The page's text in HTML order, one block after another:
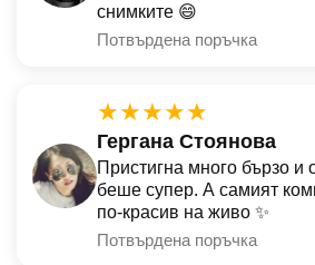
снимките 😄
Потвърдена поръчка
★★★★★
Гергана Стоянова
Пристигна много бързо и
беше супер. А самият
по-красив на живо ✨
Потвърдена поръчка